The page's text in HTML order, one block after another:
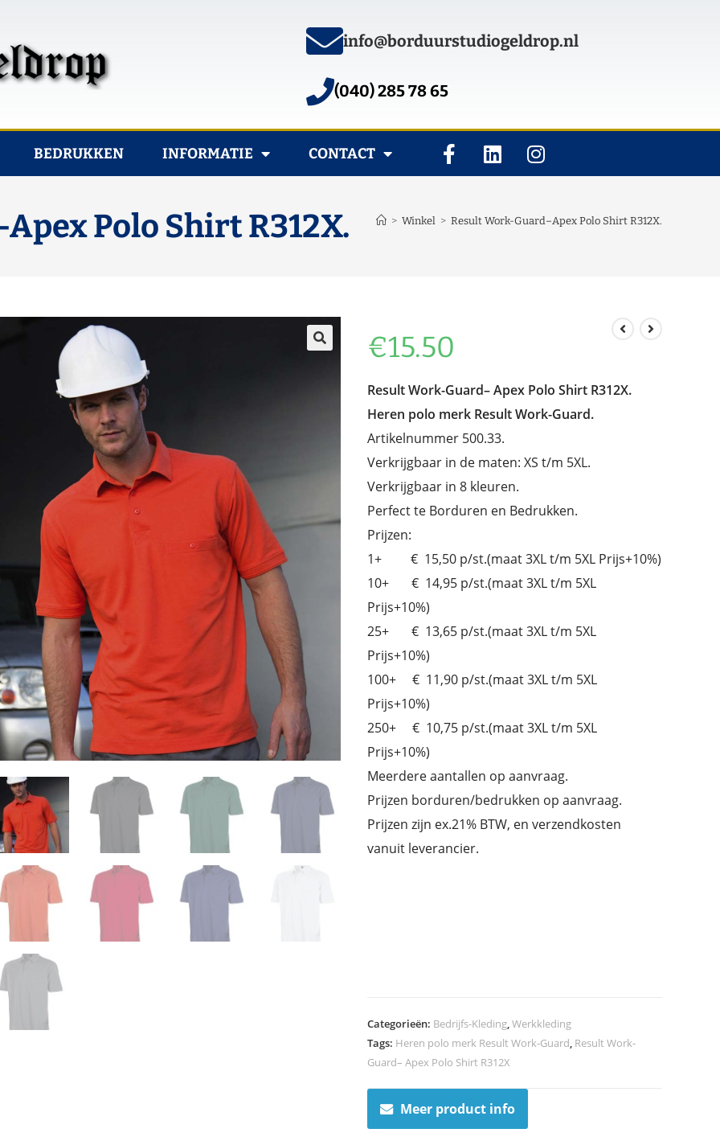
info@borduurstudiogeldrop.nl
(040) 285 78 65
BEDRUKKEN INFORMATIE CONTACT
Polo Shirt R312X. > Winkel > Result Work-Guard–Apex Polo Shirt R312X.
€15.50
Result Work-Guard– Apex Polo Shirt R312X.
Heren polo merk Result Work-Guard.
Artikelnummer 500.33.
Verkrijgbaar in de maten: XS t/m 5XL.
Verkrijgbaar in 8 kleuren.
Perfect te Borduren en Bedrukken.
Prijzen:
1+ € 15,50 p/st.(maat 3XL t/m 5XL Prijs+10%)
10+ € 14,95 p/st.(maat 3XL t/m 5XL
Prijs+10%)
25+ € 13,65 p/st.(maat 3XL t/m 5XL
Prijs+10%)
100+ € 11,90 p/st.(maat 3XL t/m 5XL
Prijs+10%)
250+ € 10,75 p/st.(maat 3XL t/m 5XL
Prijs+10%)
Meerdere aantallen op aanvraag.
Prijzen borduren/bedrukken op aanvraag.
Prijzen zijn ex.21% BTW, en verzendkosten
vanuit leverancier.
Categorieën: Bedrijfs-Kleding,Werkkleding
Tags: Heren polo merk Result Work-Guard, Result Work-
Guard– Apex Polo Shirt R312X
Meer product info